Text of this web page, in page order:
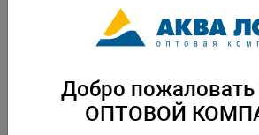
Вес: 0,45 кг. Упаковка: по 1 шт
Скачать каталог
Добро пожаловать
ОПТОВОЙ